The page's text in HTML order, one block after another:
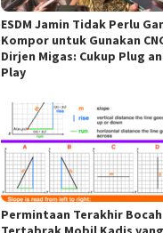
ESDM Jamin Tidak Perlu
Kompor untuk Gunakan
Dirjen Migas: Cukup Plug
Play
Permintaan Terakhir Bocah